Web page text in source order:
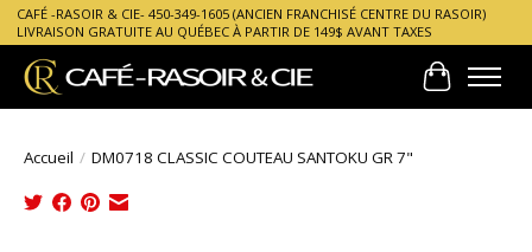
CAFÉ -RASOIR & CIE- 450-349-1605 (ANCIEN FRANCHISÉ CENTRE DU RASOIR)
LIVRAISON GRATUITE AU QUÉBEC À PARTIR DE 149$ AVANT TAXES
Panier
Accueil / DM0718 CLASSIC COUTEAU SANTOKU GR 7"